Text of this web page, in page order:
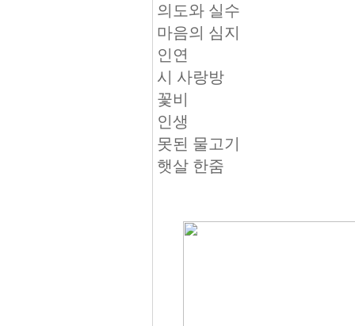
의도와 실수
마음의 심지
인연
시 사랑방
꽃비
인생
못된 물고기
햇살 한줌